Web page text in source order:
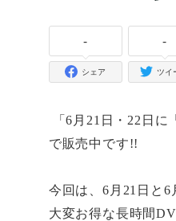
-
シェア
-
ツイ
「6 月 21 日・ 22 日に
で販売中です!!
今回は、 6 月 21 日と 6
大変お得な長時間